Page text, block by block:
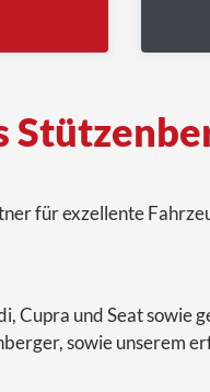
für exzellente
Cupra und Seat sowie
sowie unserem